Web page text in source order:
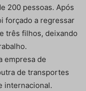
200 pessoas. Após
forçado a regressar
três filhos, deixando
empresa de
de transportes
internacional.